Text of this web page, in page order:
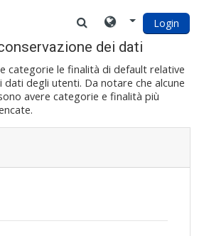
Login
dei dati
categorie le finalità di default relative
dati degli utenti. Da notare che alcune
avere categorie e finalità più